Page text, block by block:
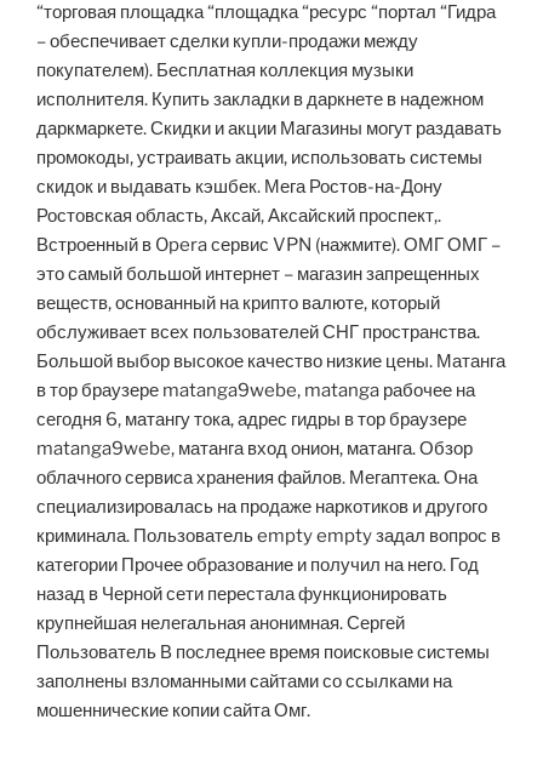
“торговая площадка “площадка “ресурс “портал “Гидра
– обеспечивает сделки купли-продажи между
покупателем). Бесплатная коллекция музыки
исполнителя. Купить закладки в даркнете в надежном
даркмаркете. Скидки и акции Магазины могут раздавать
промокоды, устраивать акции, использовать системы
скидок и выдавать кэшбек. Мега Ростов-на-Дону
Ростовская область, Аксай, Аксайский проспект,.
Встроенный в Opera сервис VPN (нажмите). ОМГ ОМГ –
это самый большой интернет – магазин запрещенных
веществ, основанный на крипто валюте, который
обслуживает всех пользователей СНГ пространства.
Большой выбор высокое качество низкие цены. Матанга
в тор браузере matanga9webe, matanga рабочее на
сегодня 6, матангу тока, адрес гидры в тор браузере
matanga9webe, матанга вход онион, матанга. Обзор
облачного сервиса хранения файлов. Мегаптека. Она
специализировалась на продаже наркотиков и другого
криминала. Пользователь empty empty задал вопрос в
категории Прочее образование и получил на него. Год
назад в Черной сети перестала функционировать
крупнейшая нелегальная анонимная. Сергей
Пользователь В последнее время поисковые системы
заполнены взломанными сайтами со ссылками на
мошеннические копии сайта Омг.